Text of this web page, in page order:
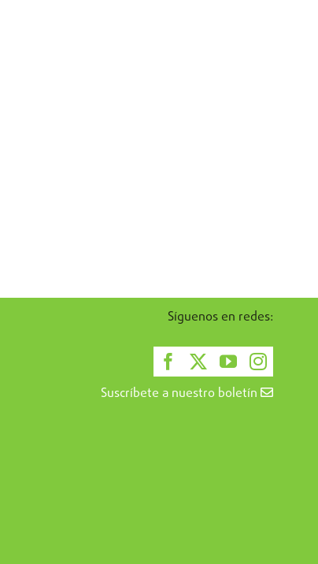
Síguenos en redes:
Suscríbete a nuestro boletín